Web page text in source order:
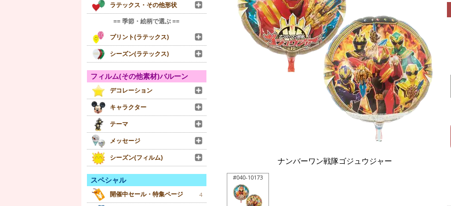
ラテックス・その他形状
== 季節・絵柄で選ぶ ==
プリント(ラテックス)
シーズン(ラテックス)
フィルム(その他素材)バルーン
デコレーション
キャラクター
テーマ
メッセージ
シーズン(フィルム)
スペシャル
開催中セール・特集ページ 4
ナンバーワン戦隊ゴジュウジャー
#040-10173